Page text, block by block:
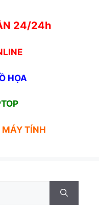
24/24h
HỌA
TÍNH